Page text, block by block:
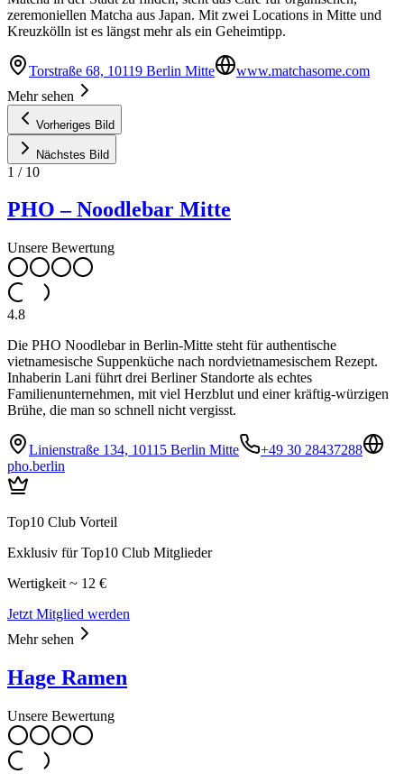
zeremoniellen Matcha aus Japan. Mit zwei Locations in Mitte und
Kreuzkölln ist es längst mehr als ein Geheimtipp.
Torstraße 68, 10119 Berlin Mitte
www.matchasome.com
Mehr sehen
Vorheriges Bild
Nächstes Bild
1 / 10
PHO – Noodlebar Mitte
Unsere Bewertung
4.8
Die PHO Noodlebar in Berlin-Mitte steht für authentische
vietnamesische Suppenküche nach nordvietnamesischem Rezept.
Inhaberin Lani führt drei Berliner Standorte als echtes
Familienunternehmen, mit viel Herzblut und einer kräftig-würzigen
Brühe, die man so schnell nicht vergisst.
Linienstraße 134, 10115 Berlin Mitte
+49 30 28437288
pho.berlin
Top10 Club Vorteil
Exklusiv für Top10 Club Mitglieder
Wertigkeit ~ 12 €
Jetzt Mitglied werden
Mehr sehen
Hage Ramen
Unsere Bewertung